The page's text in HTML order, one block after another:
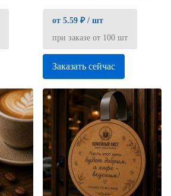
от 5.59 ₽ / шт
при заказе от 100 шт
Заказать сейчас